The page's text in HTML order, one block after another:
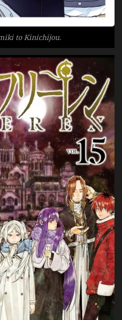
to Kinichijou.